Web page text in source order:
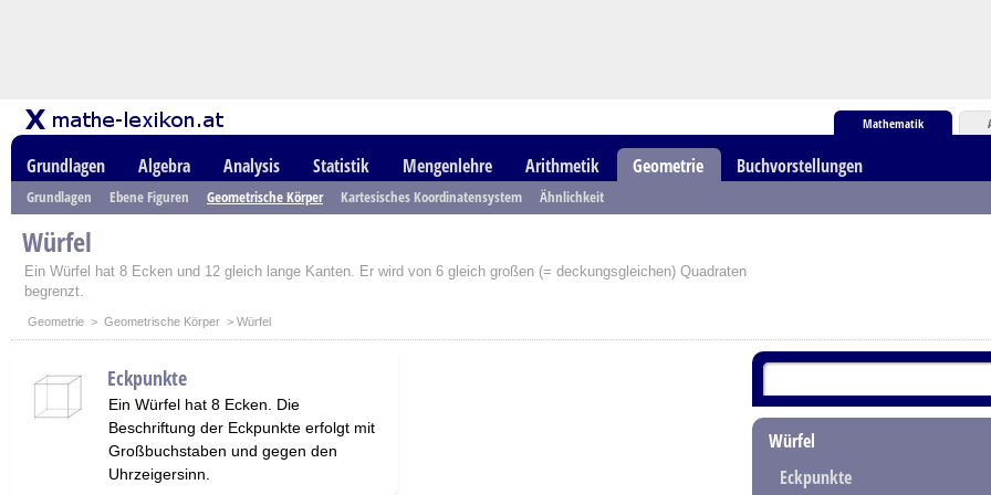
Mathematik
Grundlagen Algebra Analysis Statistik Mengenlehre Arithmetik Geometrie Buchvorstellungen
Grundlagen Ebene Figuren Geometrische Körper Kartesisches Koordinatensystem Ähnlichkeit
Würfel
Ein Würfel hat 8 Ecken und 12 gleich lange Kanten. Er wird von 6 gleich großen (= deckungsgleichen) Quadraten
begrenzt.
Geometrie > Geometrische Körper > Würfel
Eckpunkte
Ein Würfel hat 8 Ecken. Die
Beschriftung der Eckpunkte erfolgt mit
Großbuchstaben und gegen den
Uhrzeigersinn.
Würfel
Eckpunkte